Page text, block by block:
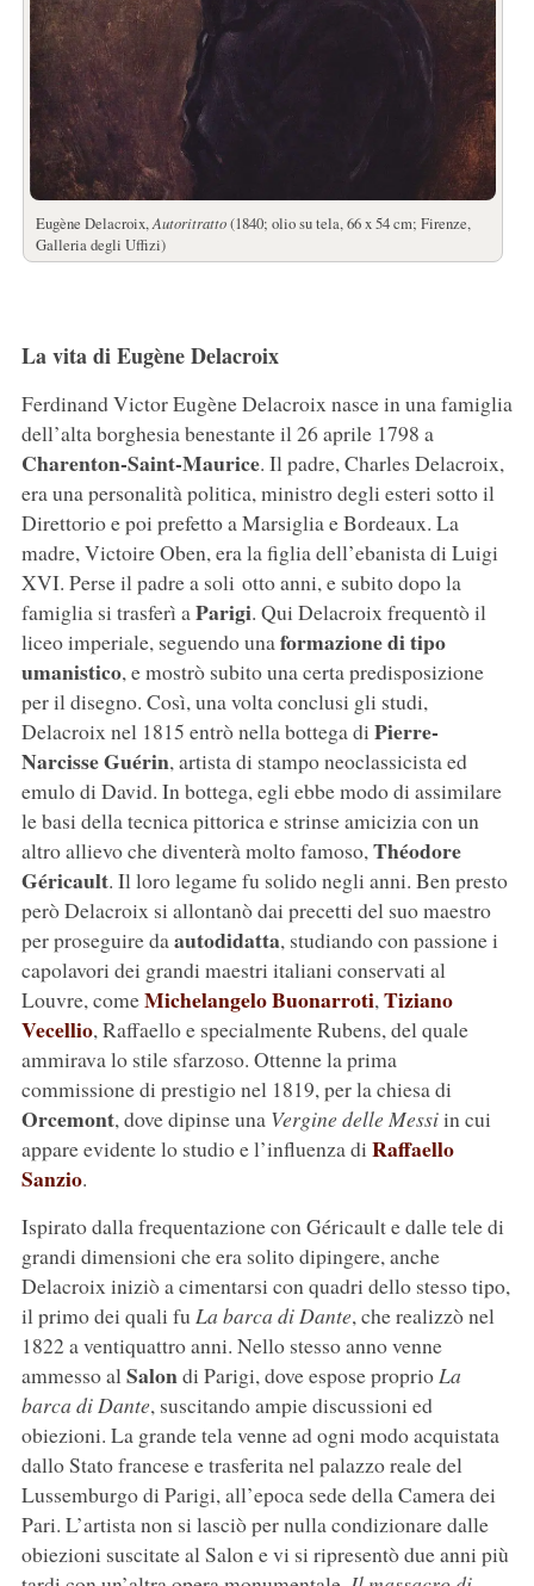
Eugène Delacroix,Autoritratto(1840; olio su tela, 66 x 54 cm; Firenze,
Galleria degli Uffizi)
La vita di Eugène Delacroix
Ferdinand Victor Eugène Delacroix nasce in una famiglia
dell’alta borghesia benestante il 26 aprile 1798 a
Charenton-Saint-Maurice. Il padre, Charles Delacroix,
era una personalità politica, ministro degli esteri sotto il
Direttorio e poi prefetto a Marsiglia e Bordeaux. La
madre, Victoire Oben, era la figlia dell’ebanista di Luigi
XVI. Perse il padre a soli otto anni, e subito dopo la
famiglia si trasferì a Parigi. Qui Delacroix frequentò il
liceo imperiale, seguendo una formazione di tipo
umanistico, e mostrò subito una certa predisposizione
per il disegno. Così, una volta conclusi gli studi,
Delacroix nel 1815 entrò nella bottega di Pierre-
Narcisse Guérin, artista di stampo neoclassicista ed
emulo di David. In bottega, egli ebbe modo di assimilare
le basi della tecnica pittorica e strinse amicizia con un
altro allievo che diventerà molto famoso, Théodore
Géricault. Il loro legame fu solido negli anni. Ben presto
però Delacroix si allontanò dai precetti del suo maestro
per proseguire da autodidatta, studiando con passione i
capolavori dei grandi maestri italiani conservati al
Louvre, comeMichelangelo Buonarroti, Tiziano
Vecellio, Raffaello e specialmente Rubens, del quale
ammirava lo stile sfarzoso. Ottenne la prima
commissione di prestigio nel 1819, per la chiesa di
Orcemont, dove dipinse una Vergine delle Messiin cui
appare evidente lo studio e l’influenza di Raffaello
Sanzio.
Ispirato dalla frequentazione con Géricault e dalle tele di
grandi dimensioni che era solito dipingere, anche
Delacroix iniziò a cimentarsi con quadri dello stesso tipo,
il primo dei quali fu La barca di Dante, che realizzò nel
1822 a ventiquattro anni. Nello stesso anno venne
ammesso alSalondi Parigi, dove espose proprio La
barca di Dante, suscitando ampie discussioni ed
obiezioni. La grande tela venne ad ogni modo acquistata
dallo Stato francese e trasferita nel palazzo reale del
Lussemburgo di Parigi, all’epoca sede della Camera dei
Pari. L’artista non si lasciò per nulla condizionare dalle
obiezioni suscitate al Salon e vi si ripresentò due anni più